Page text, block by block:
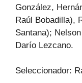
González,
Raúl Bobadilla),
Santana);
Darío Lezcano.
Seleccionador: